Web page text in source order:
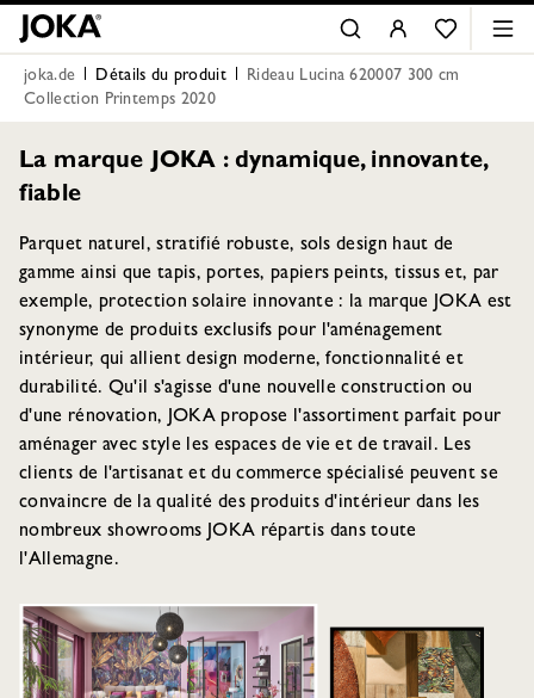
joka.de Détails du produit
Rideau Lucina 620007 300 cm
Collection Printemps 2020
La marque JOKA : dynamique, innovante,
fiable
Parquet naturel, stratifié robuste, sols design haut de
gamme ainsi que tapis, portes, papiers peints, tissus et, par
exemple, protection solaire innovante : la marque JOKA est
synonyme de produits exclusifs pour l'aménagement
intérieur, qui allient design moderne, fonctionnalité et
durabilité. Qu'il s'agisse d'une nouvelle construction ou
d'une rénovation, JOKA propose l'assortiment parfait pour
aménager avec style les espaces de vie et de travail. Les
clients de l'artisanat et du commerce spécialisé peuvent se
convaincre de la qualité des produits d'intérieur dans les
nombreux showrooms JOKA répartis dans toute
l'Allemagne.